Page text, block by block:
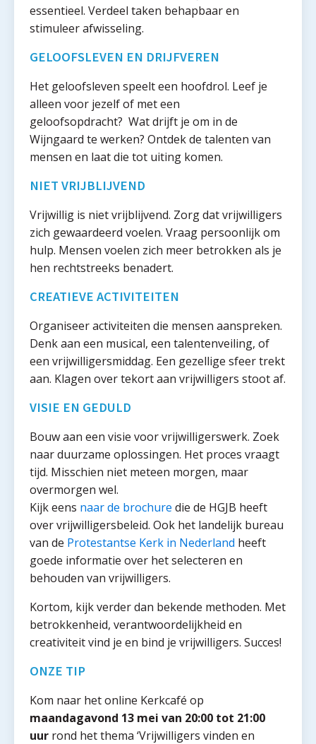
essentieel. Verdeel taken behapbaar en
stimuleer afwisseling.
GELOOFSLEVEN EN DRIJFVEREN
Het geloofsleven speelt een hoofdrol. Leef je
alleen voor jezelf of met een
geloofsopdracht? Wat drijft je om in de
Wijngaard te werken? Ontdek de talenten van
mensen en laat die tot uiting komen.
NIET VRIJBLIJVEND
Vrijwillig is niet vrijblijvend. Zorg dat vrijwilligers
zich gewaardeerd voelen. Vraag persoonlijk om
hulp. Mensen voelen zich meer betrokken als je
hen rechtstreeks benadert.
CREATIEVE ACTIVITEITEN
Organiseer activiteiten die mensen aanspreken.
Denk aan een musical, een talentenveiling, of
een vrijwilligersmiddag. Een gezellige sfeer trekt
aan. Klagen over tekort aan vrijwilligers stoot af.
VISIE EN GEDULD
Bouw aan een visie voor vrijwilligerswerk. Zoek
naar duurzame oplossingen. Het proces vraagt
tijd. Misschien niet meteen morgen, maar
overmorgen wel.
Kijk eens naar de brochure die de HGJB heeft
over vrijwilligersbeleid. Ook het landelijk bureau
van de Protestantse Kerk in Nederland heeft
goede informatie over het selecteren en
behouden van vrijwilligers.
Kortom, kijk verder dan bekende methoden. Met
betrokkenheid, verantwoordelijkheid en
creativiteit vind je en bind je vrijwilligers. Succes!
ONZE TIP
Kom naar het online Kerkcafé op
maandagavond 13 mei van 20:00 tot 21:00
uur rond het thema ‘Vrijwilligers vinden en